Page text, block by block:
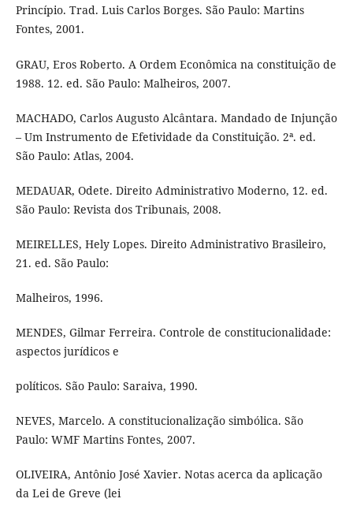
Princípio. Trad. Luis Carlos Borges. São Paulo: Martins
Fontes, 2001.
GRAU, Eros Roberto. A Ordem Econômica na constituição de
1988. 12. ed. São Paulo: Malheiros, 2007.
MACHADO, Carlos Augusto Alcântara. Mandado de Injunção
– Um Instrumento de Efetividade da Constituição. 2ª. ed.
São Paulo: Atlas, 2004.
MEDAUAR, Odete. Direito Administrativo Moderno, 12. ed.
São Paulo: Revista dos Tribunais, 2008.
MEIRELLES, Hely Lopes. Direito Administrativo Brasileiro,
21. ed. São Paulo:
Malheiros, 1996.
MENDES, Gilmar Ferreira. Controle de constitucionalidade:
aspectos jurídicos e
políticos. São Paulo: Saraiva, 1990.
NEVES, Marcelo. A constitucionalização simbólica. São
Paulo: WMF Martins Fontes, 2007.
OLIVEIRA, Antônio José Xavier. Notas acerca da aplicação
da Lei de Greve (lei